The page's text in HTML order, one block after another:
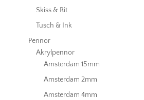
Skiss & Rit
Tusch & Ink
Pennor
Akrylpennor
Amsterdam 15mm
Amsterdam 2mm
Amsterdam 4mm